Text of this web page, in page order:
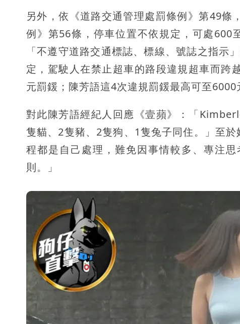
另外，依《道路交通管理處罰條例》第49
例》第56條，停車位置不依規定，可處600
「不遵守道路交通標誌、標線、號誌之指示
定，駕駛人在禁止超車的路段違規超車而跨
元罰鍰；陳芳語這4次違規罰鍰最高可至6000
對此陳芳語經紀人回應《壹蘋》：「
隻貓、2隻豬、2隻狗、1隻兔子同住。」至
程都是自己處理，難免因事情較多、專注
則。」